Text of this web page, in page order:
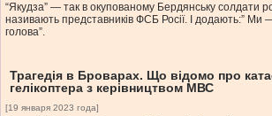
“Якудза” — так в окупованому Бердянську солдати
називають представників ФСБ Росії. І додають:”
голова”.
Трагедія в Броварах. Що відомо про
гелікоптера з керівництвом МВС
[19 января 2023 года]